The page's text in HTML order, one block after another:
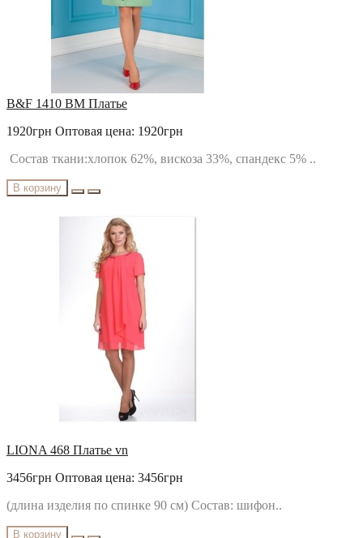
B&F 1410 BM Платье
1920грн Оптовая цена: 1920грн
Состав ткани:хлопок 62%, вискоза 33%, спандекс 5% ..
В корзину
LIONA 468 Платье vn
3456грн Оптовая цена: 3456грн
(длина изделия по спинке 90 см) Состав: шифон..
В корзину